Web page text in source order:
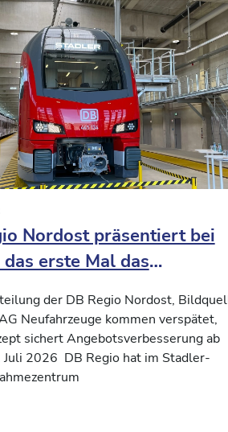
Nordost präsentiert bei
erste Mal das
Nord-Süd2
der DB Regio Nordost,
Neufahrzeuge kommen verspätet,
sichert Angebotsverbesserung ab
Juli 2026 DB Regio hat im Stadler-